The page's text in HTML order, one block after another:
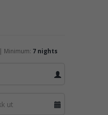
| Minimum: 7 nights